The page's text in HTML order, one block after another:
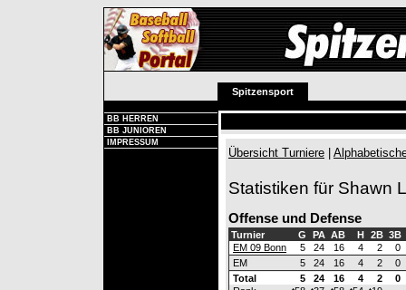
Spitzensport
BB HERREN
BB JUNIOREN
IMPRESSUM
Übersicht Turniere
Statistiken für Shawn
Offense und Defense
Turnier G PA AB H 2B 3B
EM 09 Bonn
5 24 16 4 2
0
EM
5 24 16 4 2
0
Total
5 24 16 4 2
0